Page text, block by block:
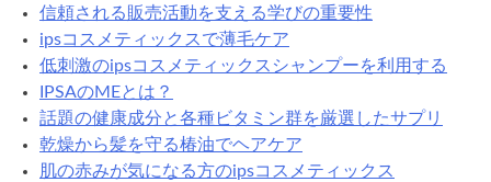
信頼される販売活動を支える学びの重要性
ipsコスメティックスで薄毛ケア
低刺激のipsコスメティックスシャンプーを利用する
IPSAのMEとは？
話題の健康成分と各種ビタミン群を厳選したサプリ
乾燥から髪を守る椿油でヘアケア
肌の赤みが気になる方のipsコスメティックス